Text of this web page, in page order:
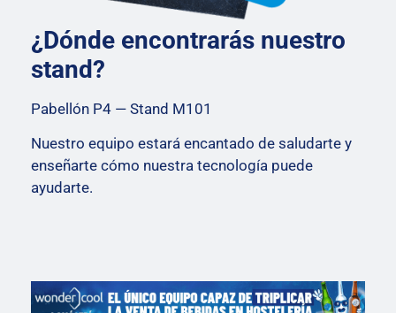
¿Dónde encontrarás nuestro
stand?
Pabellón P4 — Stand M101
Nuestro equipo estará encantado de saludarte y
enseñarte cómo nuestra tecnología puede
ayudarte.